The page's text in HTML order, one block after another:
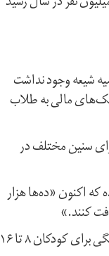
کرد «سال ۱۹۷۵ در سوریه حوزه علمیه شیعه وجود نداشت
کمک‌های مالی به طلاب
سنین مختلف در
افزوده که اکنون «ده‌ها هزار
کنند.»
الرفاعی همچنین از مرکزی با نام امام مهدی نام برد که مقر آن در آرامگاه زینب است و گروه‌های پیشاهنگی برای کودکان ۸ تا ۱۶